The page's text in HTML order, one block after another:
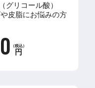
グリコール酸）
皮脂にお悩みの方
（税込）
円